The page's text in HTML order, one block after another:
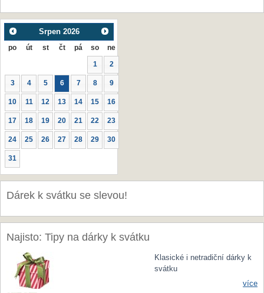
Srpen 2026
po út st čt pá so ne
1 2
3 4 5 6 7 8 9
10 11 12 13 14 15 16
17 18 19 20 21 22 23
24 25 26 27 28 29 30
31
Dárek k svátku se slevou!
Najisto: Tipy na dárky k svátku
Klasické i netradiční dárky k
svátku
více